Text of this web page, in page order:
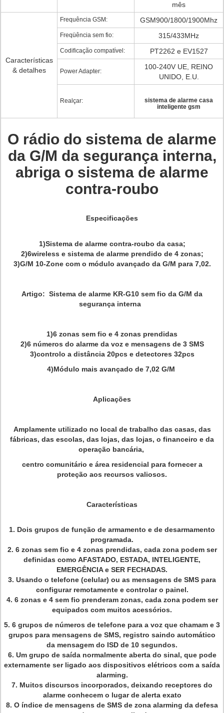
mês
Características
& detalhes
Frequência GSM: GSM900/1800/1900Mhz
Freqüência sem fio: 315/433MHz
Codificação compatível: PT2262 e EV1527
Power Adapter:
100-240V UE, REINO
UNIDO, E.U.
Realçar:
sistema de alarme casa
inteligente gsm
O rádio do sistema de alarme
da G/M da segurança interna,
abriga o sistema de alarme
contra-roubo
Especificações
1)Sistema de alarme contra-roubo da casa;
2)6wireless e sistema de alarme prendido de 4 zonas;
3)G/M 10-Zone com o módulo avançado da G/M para 7,02.
Artigo: Sistema de alarme KR-G10 sem fio da G/M da
segurança interna
1)6 zonas sem fio e 4 zonas prendidas
2)6 números do alarme da voz e mensagens de 3 SMS
3)controlo a distância 20pcs e detectores 32pcs
4)Módulo mais avançado de 7,02 G/M
Aplicações
Amplamente utilizado no local de trabalho das casas, das
fábricas, das escolas, das lojas, das lojas, o financeiro e da
operação bancária,
centro comunitário e área residencial para fornecer a
proteção aos recursos valiosos.
Características
1. Dois grupos de função de armamento e de desarmamento
programada.
2. 6 zonas sem fio e 4 zonas prendidas, cada zona podem ser
definidas como AFASTADO, ESTADA, INTELIGENTE,
EMERGÊNCIA e SER FECHADAS.
3. Usando o telefone (celular) ou as mensagens de SMS para
configurar remotamente e controlar o painel.
4. 6 zonas e 4 sem fio prenderam zonas, cada zona podem ser
equipados com muitos acessórios.
5. 6 grupos de números de telefone para a voz que chamam e 3
grupos para mensagens de SMS, registro saindo automático
da mensagem do ISD de 10 segundos.
6. Um grupo de saída normalmente aberta do sinal, que pode
externamente ser ligado aos dispositivos elétricos com a saída
alarming.
7. Muitos discursos incorporados, deixando receptores do
alarme conhecem o lugar de alerta exato
8. O índice de mensagens de SMS de zona alarming da defesa